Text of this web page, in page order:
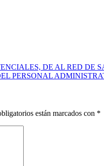
DE AL RED DE
PERSONAL
están marcados con *